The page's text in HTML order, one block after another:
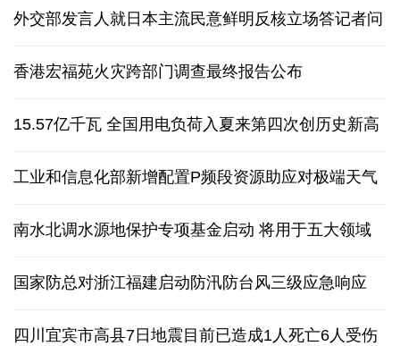
外交部发言人就日本主流民意鲜明反核立场答记者问
香港宏福苑火灾跨部门调查最终报告公布
15.57亿千瓦 全国用电负荷入夏来第四次创历史新高
工业和信息化部新增配置P频段资源助应对极端天气
南水北调水源地保护专项基金启动 将用于五大领域
国家防总对浙江福建启动防汛防台风三级应急响应
四川宜宾市高县7日地震目前已造成1人死亡6人受伤